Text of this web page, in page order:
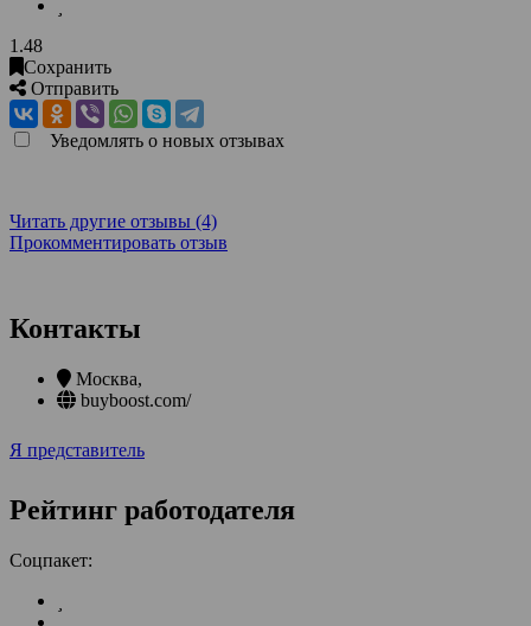
1.48
Сохранить
Отправить
Уведомлять о новых отзывах
Читать другие отзывы (4)
Прокомментировать отзыв
Контакты
Москва,
buyboost.com/
Я представитель
Рейтинг работодателя
Соцпакет: